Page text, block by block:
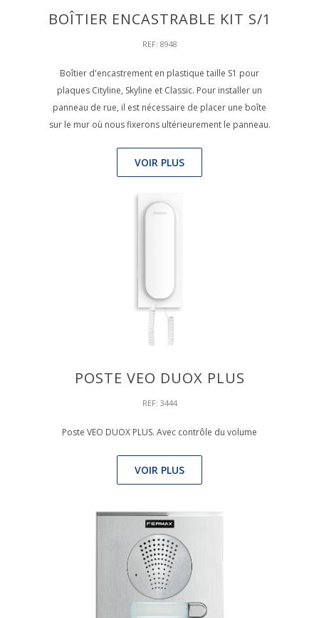
BOÎTIER ENCASTRABLE KIT S/1
REF: 8948
Boîtier d'encastrement en plastique taille S1 pour
plaques Cityline, Skyline et Classic. Pour installer un
panneau de rue, il est nécessaire de placer une boîte
sur le mur où nous fixerons ultérieurement le panneau.
VOIR PLUS
POSTE VEO DUOX PLUS
REF: 3444
Poste VEO DUOX PLUS. Avec contrôle du volume
VOIR PLUS